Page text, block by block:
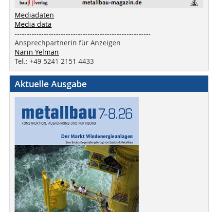
Mediadaten
Media data
--------------------------------------------------------
Ansprechpartnerin für Anzeigen
Narin Yelman
Tel.: +49 5241 2151 4433
Aktuelle Ausgabe